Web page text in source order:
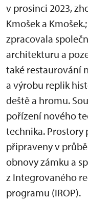
v prosinci 2023,
Kmošek a
zpracovala
architekturu a
také restaurování
a výrobu replik
deště a hromu.
pořízení nového
technika. Prostory
připraveny v
obnovy zámku a
z Integrovaného
programu (IROP).